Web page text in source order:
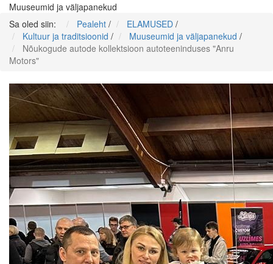
Muuseumid ja väljapanekud
Sa oled siin:
Pealeht / ELAMUSED /
Kultuur ja traditsioonid / Muuseumid ja väljapanekud /
Nõukogude autode kollektsioon autoteeninduses "Anru
Motors"